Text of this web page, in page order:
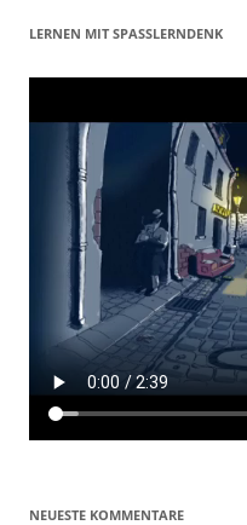
LERNEN MIT SPASSLERNDENK
NEUESTE KOMMENTARE